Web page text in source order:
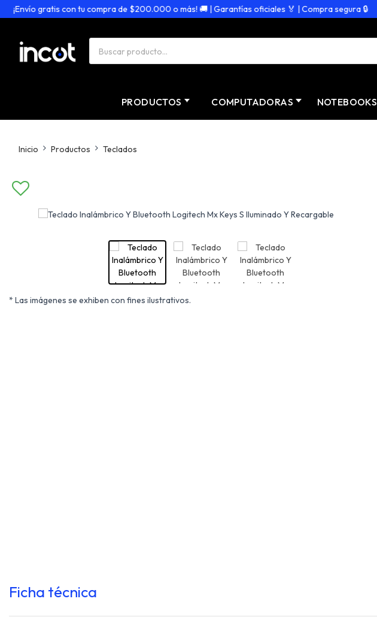
gratis con tu compra de $200.000 o más! 🚚 | Garantías oficiales 🏅 | Compra segura 🔒
PRODUCTOS COMPUTADORAS NOTEBOOKS
Inicio Productos Teclados
* Las imágenes se exhiben con fines ilustrativos.
Ficha técnica